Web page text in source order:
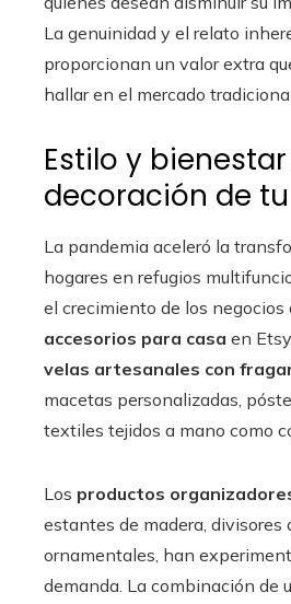
La genuinidad y el relato
proporcionan un valor extra
hallar en el mercado
Estilo y
decoración de
La pandemia aceleró la
hogares en refugios
el crecimiento de los negocios
accesorios para casa en
velas artesanales con
macetas personalizadas,
textiles tejidos a mano como
Los productos
estantes de madera, divisores
ornamentales, han
demanda. La combinación de